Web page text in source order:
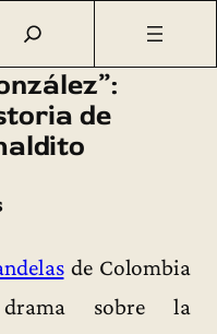
de prensa
«Fernando
un poeta maldito
de
de Colombia
sobre la